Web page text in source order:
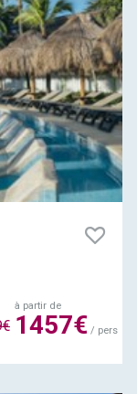
à partir de
1457€/ pers